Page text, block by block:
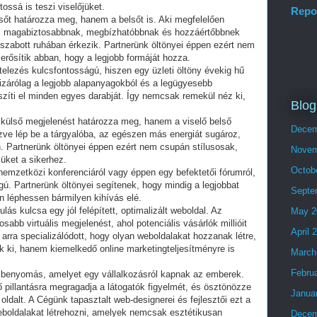
is teszi viselőjüket.
határozza meg, hanem a belsőt is. Aki megfelelően
megbízhatóbbnak és hozzáértőbbnek
ruhában érkezik. Partnerünk öltönyei éppen ezért nem
abban, hogy a legjobb formáját hozza.
kulcsfontosságú, hiszen egy üzleti öltöny évekig hű
a legjobb alapanyagokból és a legügyesebb
el minden egyes darabját. Így nemcsak remekül néz ki,
megjelenést határozza meg, hanem a viselő belső
lép be a tárgyalóba, az egészen más energiát sugároz,
Partnerünk öltönyei éppen ezért nem csupán stílusosak,
a sikerhez.
konferenciáról vagy éppen egy befektetői fórumról,
Partnerünk öltönyei segítenek, hogy mindig a legjobbat
léphessen bármilyen kihívás elé.
kulcsa egy jól felépített, optimalizált weboldal. Az
virtuális megjelenést, ahol potenciális vásárlók millióit
specializálódott, hogy olyan weboldalakat hozzanak létre,
ki, hanem kiemelkedő online marketingteljesítményre is
amelyet egy vállalkozásról kapnak az emberek.
megragadja a látogatók figyelmét, és ösztönözze
A Cégünk tapasztalt web-designerei és fejlesztői ezt a
létrehozni, amelyek nemcsak esztétikusan
May
April